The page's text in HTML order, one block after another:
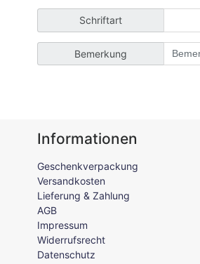
Schriftart
Bemerkung
Informationen
Geschenkverpackung
Versandkosten
Lieferung & Zahlung
AGB
Impressum
Widerrufsrecht
Datenschutz